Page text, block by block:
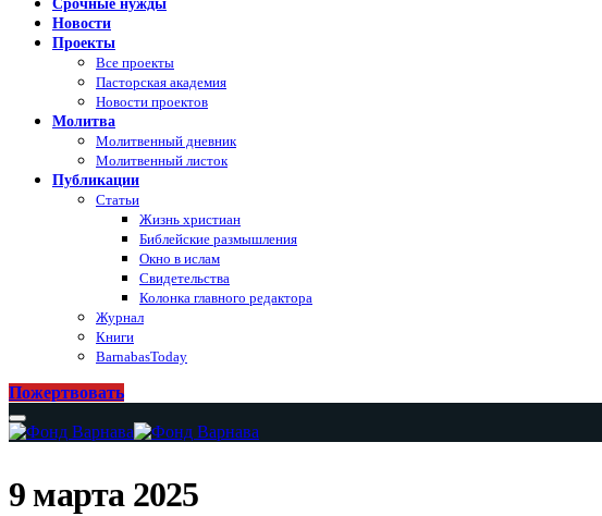
Срочные нужды
Новости
Проекты
Все проекты
Пасторская академия
Новости проектов
Молитва
Молитвенный дневник
Молитвенный листок
Публикации
Статьи
Жизнь христиан
Библейские размышления
Окно в ислам
Свидетельства
Колонка главного редактора
Журнал
Книги
BarnabasToday
Пожертвовать
9 марта 2025